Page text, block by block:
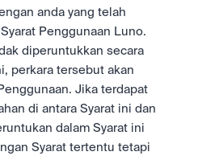
yang telus.
segera.anda yang telah
Penggunaan Luno.
diperuntukkan secara
perkara tersebut akan
Jika terdapat
di antara Syarat ini dan
dalam Syarat ini
Syarat tertentu tetapi